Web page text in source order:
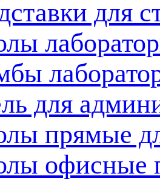
для
для
прямые
офисные